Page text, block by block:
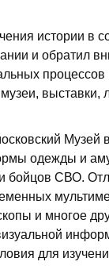
истории в
и обратил
процессов
выставки,
одежды и
бойцов СВО.
и многое
для